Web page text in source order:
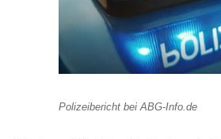
Polizeibericht bei ABG-Info.de